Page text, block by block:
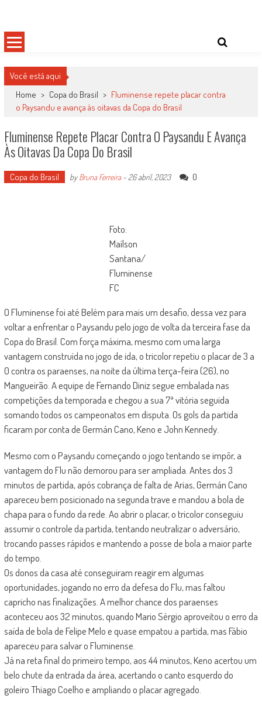
content
Você está aqui
Home > Copa do Brasil > Fluminense repete placar contra
o Paysandu e avança às oitavas da Copa do Brasil
Fluminense Repete Placar Contra O Paysandu E Avança
Às Oitavas Da Copa Do Brasil
Copa do Brasil byBruna Ferreira- 26 abril, 2023 0
Foto:
Maílson
Santana/
Fluminense
FC
O Fluminense foi até Belém para mais um desafio, dessa vez para
voltar a enfrentar o Paysandu pelo jogo de volta da terceira fase da
Copa do Brasil. Com força máxima, mesmo com uma larga
vantagem construída no jogo de ida, o tricolor repetiu o placar de 3 a
0 contra os paraenses, na noite da última terça-feira (26), no
Mangueirão. A equipe de Fernando Diniz segue embalada nas
competições da temporada e chegou a sua 7ª vitória seguida
somando todos os campeonatos em disputa. Os gols da partida
ficaram por conta de Germán Cano, Keno e John Kennedy.
Mesmo com o Paysandu começando o jogo tentando se impôr, a
vantagem do Flu não demorou para ser ampliada. Antes dos 3
minutos de partida, após cobrança de falta de Arias, Germán Cano
apareceu bem posicionado na segunda trave e mandou a bola de
chapa para o fundo da rede. Ao abrir o placar, o tricolor conseguiu
assumir o controle da partida, tentando neutralizar o adversário,
trocando passes rápidos e mantendo a posse de bola a maior parte
do tempo.
Os donos da casa até conseguiram reagir em algumas
oportunidades, jogando no erro da defesa do Flu, mas faltou
capricho nas finalizações. A melhor chance dos paraenses
aconteceu aos 32 minutos, quando Mario Sérgio aproveitou o erro da
saída de bola de Felipe Melo e quase empatou a partida, mas Fábio
apareceu para salvar o Fluminense.
Já na reta final do primeiro tempo, aos 44 minutos, Keno acertou um
belo chute da entrada da área, acertando o canto esquerdo do
goleiro Thiago Coelho e ampliando o placar agregado.